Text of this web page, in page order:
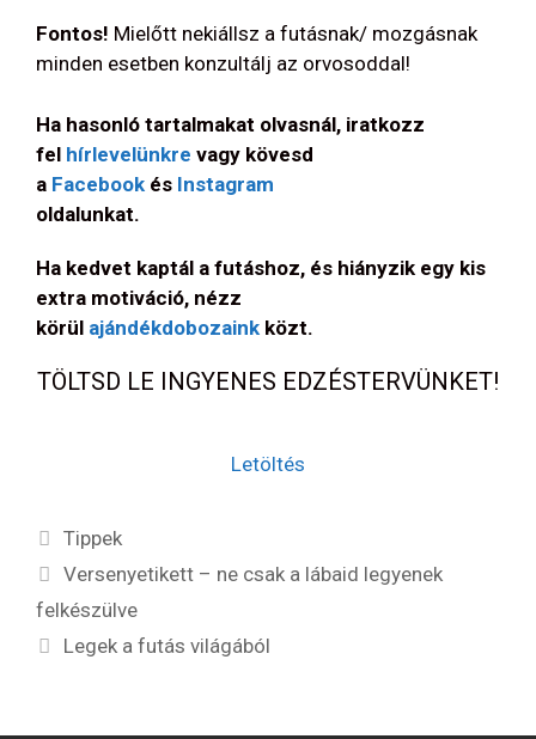
Fontos! Mielőtt nekiállsz a futásnak/ mozgásnak
minden esetben konzultálj az orvosoddal!
Ha hasonló tartalmakat olvasnál, iratkozz
fel hírlevelünkre vagy kövesd
a Facebook és Instagram
oldalunkat.
Ha kedvet kaptál a futáshoz, és hiányzik egy kis
extra motiváció, nézz
körül ajándékdobozaink közt.
TÖLTSD LE INGYENES EDZÉSTERVÜNKET!
Letöltés
Kategória
Tippek
Versenyetikett – ne csak a lábaid legyenek
felkészülve
Legek a futás világából